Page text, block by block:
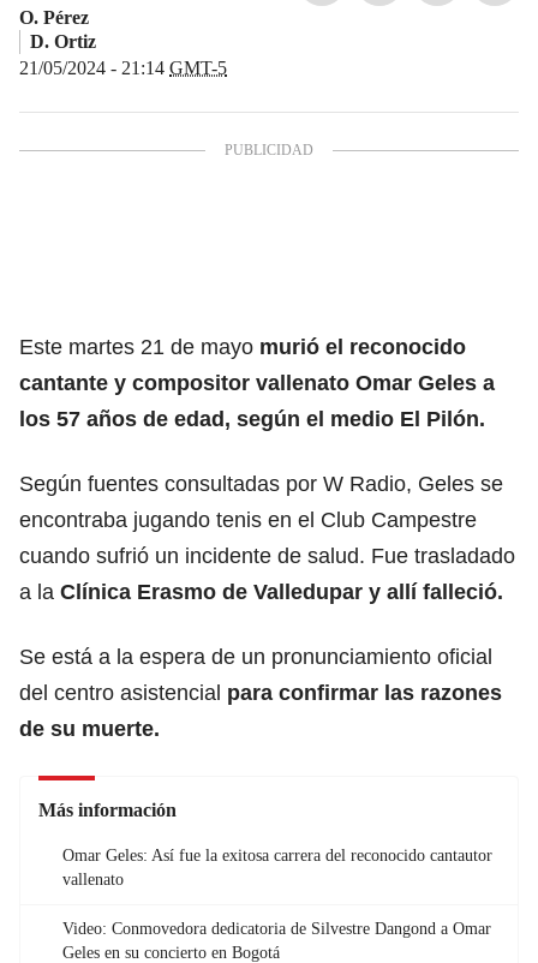
O. Pérez
D. Ortiz
21/05/2024 - 21:14 GMT-5
Este martes 21 de mayo murió el reconocido
cantante y compositor vallenato Omar Geles a
los 57 años de edad, según el medio El Pilón.
Según fuentes consultadas por W Radio, Geles se
encontraba jugando tenis en el Club Campestre
cuando sufrió un incidente de salud. Fue trasladado
a la Clínica Erasmo de Valledupar y allí falleció.
Se está a la espera de un pronunciamiento oficial
del centro asistencial para confirmar las razones
de su muerte.
Más información
Omar Geles: Así fue la exitosa carrera del reconocido cantautor
vallenato
Video: Conmovedora dedicatoria de Silvestre Dangond a Omar
Geles en su concierto en Bogotá